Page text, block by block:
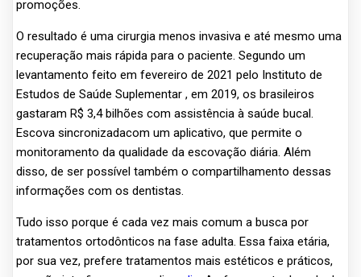
promoções.
O resultado é uma cirurgia menos invasiva e até mesmo uma
recuperação mais rápida para o paciente. Segundo um
levantamento feito em fevereiro de 2021 pelo Instituto de
Estudos de Saúde Suplementar , em 2019, os brasileiros
gastaram R$ 3,4 bilhões com assistência à saúde bucal.
Escova sincronizadacom um aplicativo, que permite o
monitoramento da qualidade da escovação diária. Além
disso, de ser possível também o compartilhamento dessas
informações com os dentistas.
Tudo isso porque é cada vez mais comum a busca por
tratamentos ortodônticos na fase adulta. Essa faixa etária,
por sua vez, prefere tratamentos mais estéticos e práticos,